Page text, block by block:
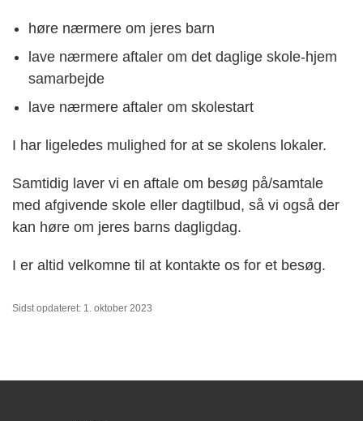
høre nærmere om jeres barn
lave nærmere aftaler om det daglige skole-hjem
samarbejde
lave nærmere aftaler om skolestart
I har ligeledes mulighed for at se skolens lokaler.
Samtidig laver vi en aftale om besøg på/samtale
med afgivende skole eller dagtilbud, så vi også der
kan høre om jeres barns dagligdag.
I er altid velkomne til at kontakte os for et besøg.
Sidst opdateret: 1. oktober 2023